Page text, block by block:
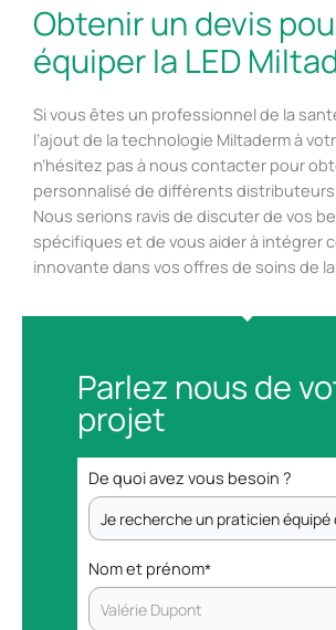
Obtenir un devis
équiper la LED
Si vous êtes un professionnel de la
l’ajout de la technologie Miltaderm à
n’hésitez pas à nous contacter pour
personnalisé de différents
Nous serions ravis de discuter de vos
spécifiques et de vous aider à intégrer
innovante dans vos offres de soins de
Parlez nous de
projet
De quoi avez vous besoin ?
Nom et prénom*